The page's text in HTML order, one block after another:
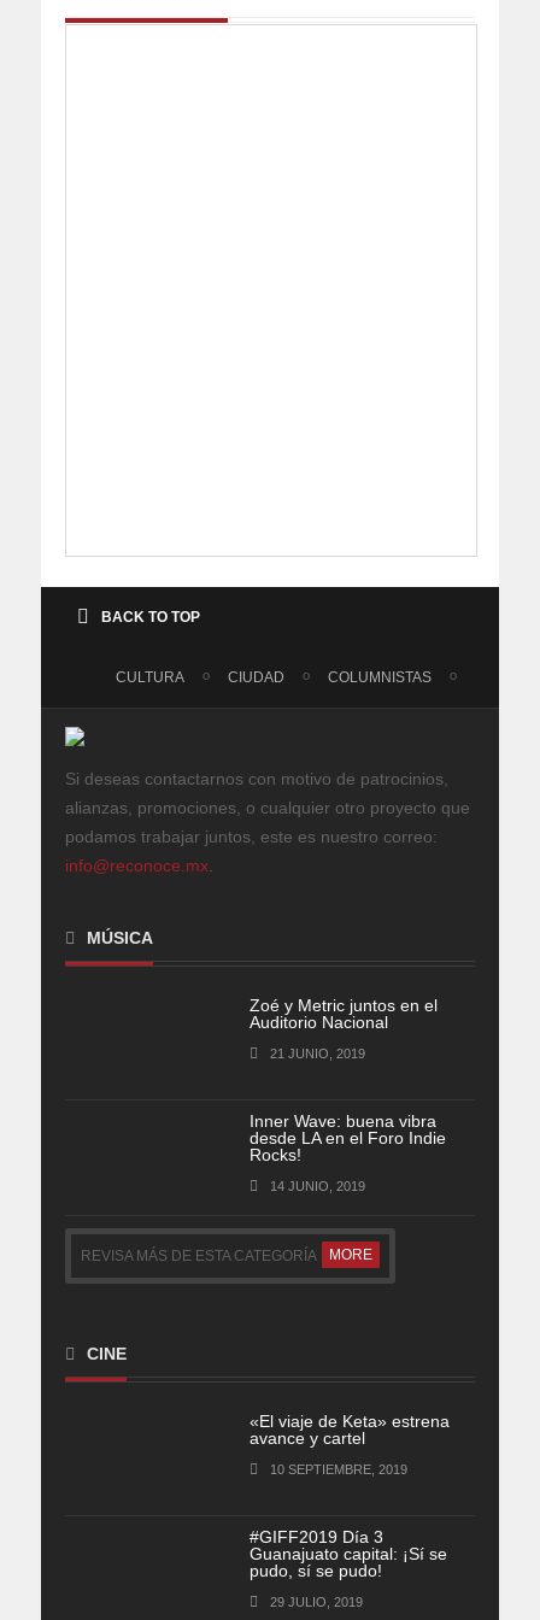
BACK TO TOP
CULTURA CIUDAD COLUMNISTAS
Si deseas contactarnos con motivo de patrocinios,
alianzas, promociones, o cualquier otro proyecto que
podamos trabajar juntos, este es nuestro correo:
info@reconoce.mx
MÚSICA
Zoé y Metric juntos en el
Auditorio Nacional
21 JUNIO, 2019
Inner Wave: buena vibra
desde LA en el Foro Indie
Rocks!
14 JUNIO, 2019
REVISA MÁS DE ESTA CATEGORÍA MORE
CINE
«El viaje de Keta» estrena
avance y cartel
10 SEPTIEMBRE, 2019
#GIFF2019 Día 3
Guanajuato capital: ¡Sí se
pudo, sí se pudo!
29 JULIO, 2019